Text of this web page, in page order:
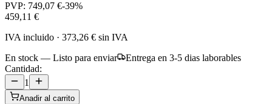
PVP: 749,07 €-39%
459,11 €
IVA incluido · 373,26 € sin IVA
En stock — Listo para enviar
Entrega en 3-5 dias laborables
Cantidad:
1
Anadir al carrito